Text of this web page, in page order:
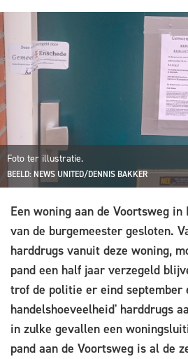
Foto ter illustratie.
BEELD: NEWS UNITED/DENNIS BAKKER
Een woning aan de Voortsweg in
van de burgemeester gesloten.
harddrugs vanuit deze woning,
pand een half jaar verzegeld
trof de politie er eind september
handelshoeveelheid' harddrugs
in zulke gevallen een
pand aan de Voortsweg is al de